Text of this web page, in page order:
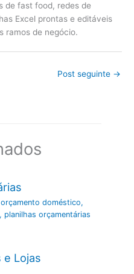
de fast food, redes de
Excel prontas e editáveis
ramos de negócio.
Post seguinte →
doméstico,
, planilhas orçamentárias
e Lojas